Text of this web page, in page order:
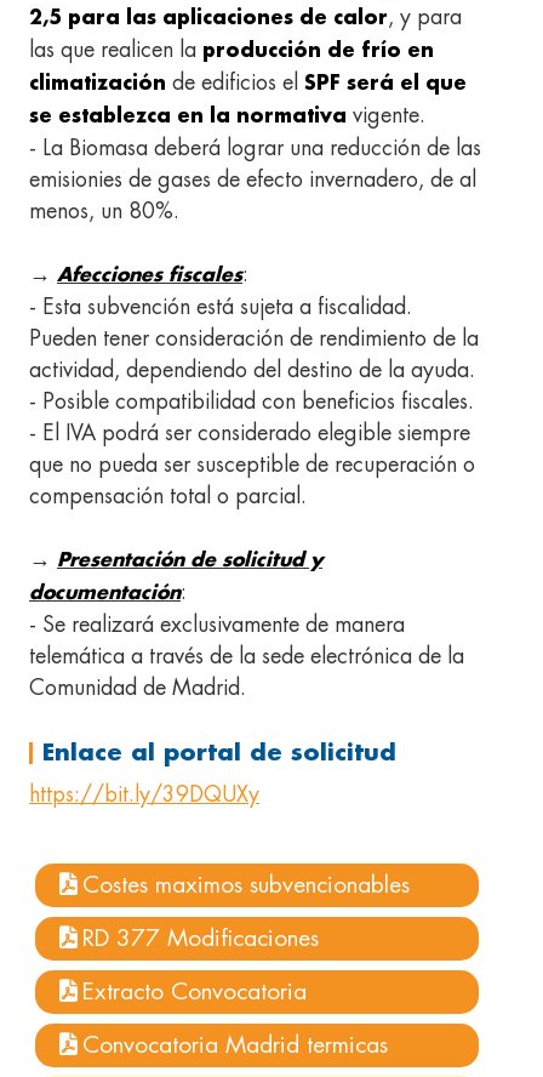
2,5 para las aplicaciones de calor, y para
las que realicen la producción de frío en
climatización de edificios el SPF será el que
se establezca en la normativa vigente.
- La Biomasa deberá lograr una reducción de las
emisionies de gases de efecto invernadero, de al
menos, un 80%.
→ Afecciones fiscales:
- Esta subvención está sujeta a fiscalidad.
Pueden tener consideración de rendimiento de la
actividad, dependiendo del destino de la ayuda.
- Posible compatibilidad con beneficios fiscales.
- El IVA podrá ser considerado elegible siempre
que no pueda ser susceptible de recuperación o
compensación total o parcial.
→ Presentación de solicitud y
documentación:
- Se realizará exclusivamente de manera
telemática a través de la sede electrónica de la
Comunidad de Madrid.
Enlace al portal de solicitud
https://bit.ly/39DQUXy
Costes maximos subvencionables
RD 377 Modificaciones
Extracto Convocatoria
Convocatoria Madrid termicas